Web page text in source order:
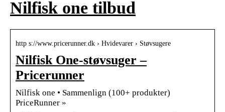
Nilfisk one tilbud
http s://www.pricerunner.dk › Hvidevarer › Støvsugere
Nilfisk One-støvsuger –
Pricerunner
Nilfisk one • Sammenlign (100+ produkter)
PriceRunner »